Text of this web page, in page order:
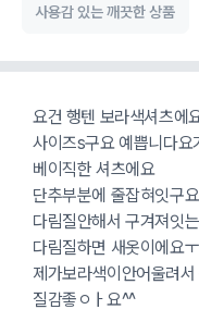
사용감 있는 깨끗한 상품
요건 행텐 보라색셔츠에
사이즈s구요 예쁩니다요
베이직한 셔츠에요
단추부분에 줄잡혀잇구요
다림질안해서 구겨져잇
다림질하면 새옷이에요
제가보라색이안어울려
질감좋ㅇㅏ요^^